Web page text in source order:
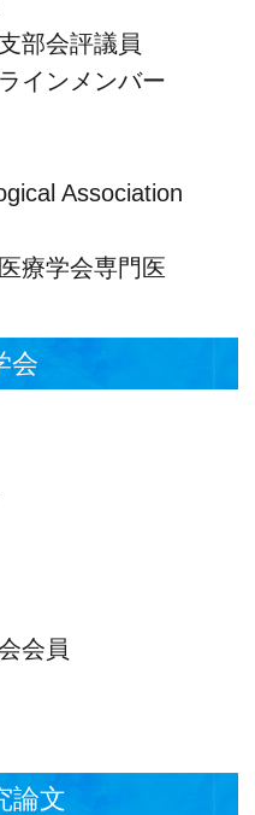
部会評議員
インメンバー
Association
療学会専門医
会
会員
論文